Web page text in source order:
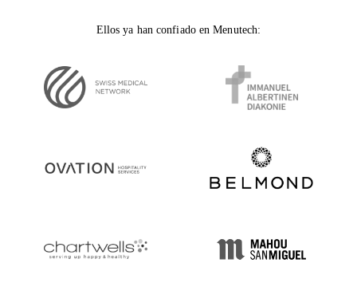
Ellos ya han confiado en Menutech: